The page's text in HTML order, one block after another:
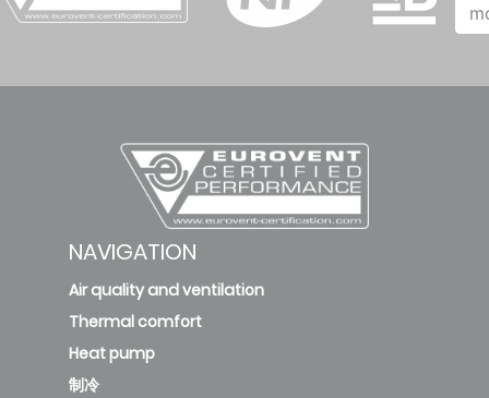
NAVIGATION
Air quality and ventilation
Thermal comfort
Heat pump
制冷